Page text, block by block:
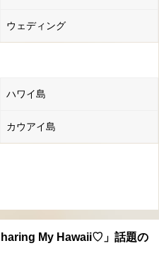
ウェディング
ハワイ島
カウアイ島
My Hawaii♡」話題の